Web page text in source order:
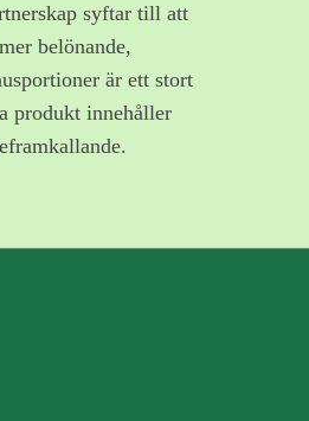
syftar till att
belönande,
är ett stort
produkt innehåller